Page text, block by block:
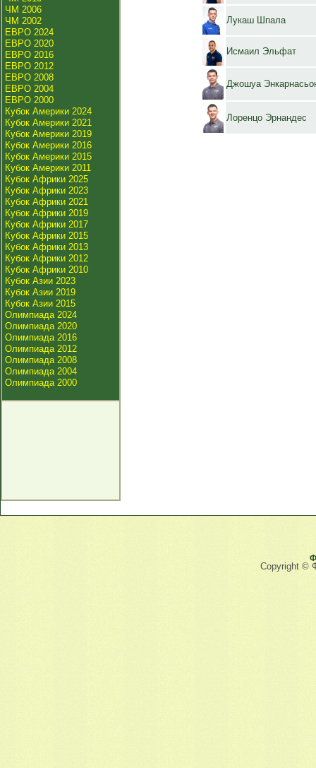
ЧМ 2006
ЧМ 2002
ЕВРО 2024
ЕВРО 2020
ЕВРО 2016
ЕВРО 2012
ЕВРО 2008
ЕВРО 2004
ЕВРО 2000
Кубок Америки 2024
Кубок Америки 2021
Кубок Америки 2019
Кубок Америки 2016
Кубок Америки 2015
Кубок Америки 2011
Кубок Африки 2025
Кубок Африки 2023
Кубок Африки 2021
Кубок Африки 2019
Кубок Африки 2017
Кубок Африки 2015
Кубок Африки 2013
Кубок Африки 2012
Кубок Африки 2010
Кубок Азии 2023
Кубок Азии 2019
Кубок Азии 2015
Олимпиада 2024
Олимпиада 2020
Олимпиада 2016
Олимпиада 2012
Олимпиада 2008
Олимпиада 2004
Олимпиада 2000
Лукаш Шпала
Исмаил Эльфат
Джошуа
Лоренцо Эрнандес
Copyright ©